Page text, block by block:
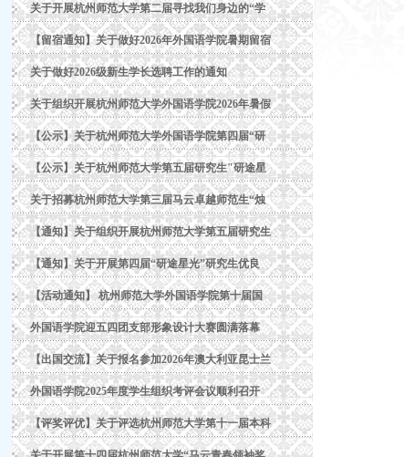
关于开展杭州师范大学第二届寻找我们身边的“学
【留宿通知】关于做好2026年外国语学院暑期留宿
关于做好2026级新生学长选聘工作的通知
关于组织开展杭州师范大学外国语学院2026年暑假
【公示】关于杭州师范大学外国语学院第四届“研
【公示】关于杭州师范大学第五届研究生"研途星
关于招募杭州师范大学第三届马云卓越师范生“烛
【通知】关于组织开展杭州师范大学第五届研究生
【通知】关于开展第四届“研途星光”研究生优良
【活动通知】 杭州师范大学外国语学院第十届国
外国语学院迎五四团支部形象设计大赛圆满落幕
【出国交流】关于报名参加2026年澳大利亚昆士兰
外国语学院2025年度学生组织考评会议顺利召开
【评奖评优】关于评选杭州师范大学第十一届本科